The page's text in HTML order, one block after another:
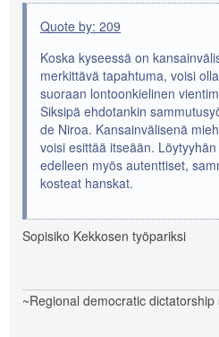
Quote by: 209
Koska kyseessä on
merkittävä tapahtuma, voisi
suoraan lontoonkielinen
Siksipä ehdotankin
de Niroa. Kansainvälisenä
voisi esittää itseään.
edelleen myös autenttiset,
kosteat hanskat.
Sopisiko Kekkosen työpariksi
~Regional democratic dictatorship